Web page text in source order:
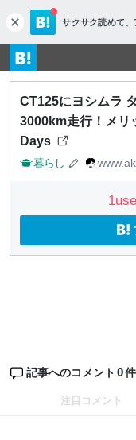
c
l
o
s
e
サクサク読めて、
CT125にヨシムラ
3000km走行！メリ
Days
暮らし
1
記事へのコメント 0件
注目コメント